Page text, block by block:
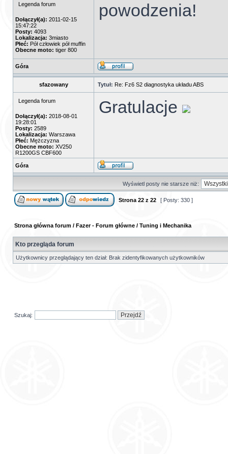
Legenda forum
Dołączył(a): 2011-02-15
15:47:22
Posty: 4093
Lokalizacja: 3miasto
Płeć: Pół człowiek pół muffin
Obecne moto: tiger 800
powodzenia!
Góra
sfazowany Tytuł: Re: Fz6 S2 diagnostyka układu ABS
Legenda forum
Dołączył(a): 2018-08-01
19:28:01
Posty: 2589
Lokalizacja: Warszawa
Płeć: Mężczyzna
Obecne moto: XV250
R1200GS CBF600
Gratulacje
Góra
Wyświetl posty nie starsze niż:
Strona 22 z 22 [ Posty: 330 ]
Strona główna forum / Fazer - Forum główne / Tuning i Mechanika
Kto przegląda forum
Użytkownicy przeglądający ten dział: Brak zidentyfikowanych użytkowników
Szukaj: